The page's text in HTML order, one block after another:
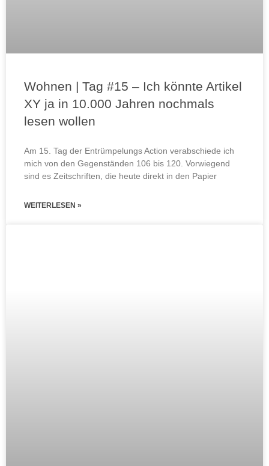
Wohnen | Tag #15 – Ich könnte Artikel
XY ja in 10.000 Jahren nochmals
lesen wollen
Am 15. Tag der Entrümpelungs Action verabschiede ich
mich von den Gegenständen 106 bis 120. Vorwiegend
sind es Zeitschriften, die heute direkt in den Papier
WEITERLESEN »